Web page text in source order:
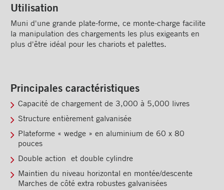
Éclairages extérieur
Bandes protectrices
Profilés d'arrimage
Rampes
Finitions intérieures
Monte-charges MAXON
Monte-charge MAXON TE-20
Monte-charge MAXON TE-25
Utilisation
Muni d'une grande plate-forme, ce monte-charge facilite
la manipulation des chargements les plus exigeants en
plus d'être idéal pour les chariots et palettes.
Principales caractéristiques
Capacité de chargement de 3,000 à 5,000 livres
Structure entièrement galvanisée
Plateforme « wedge » en aluminium de 60 x 80
pouces
Double action et double cylindre
Maintien du niveau horizontal en montée/descente
Marches de côté extra robustes galvanisées